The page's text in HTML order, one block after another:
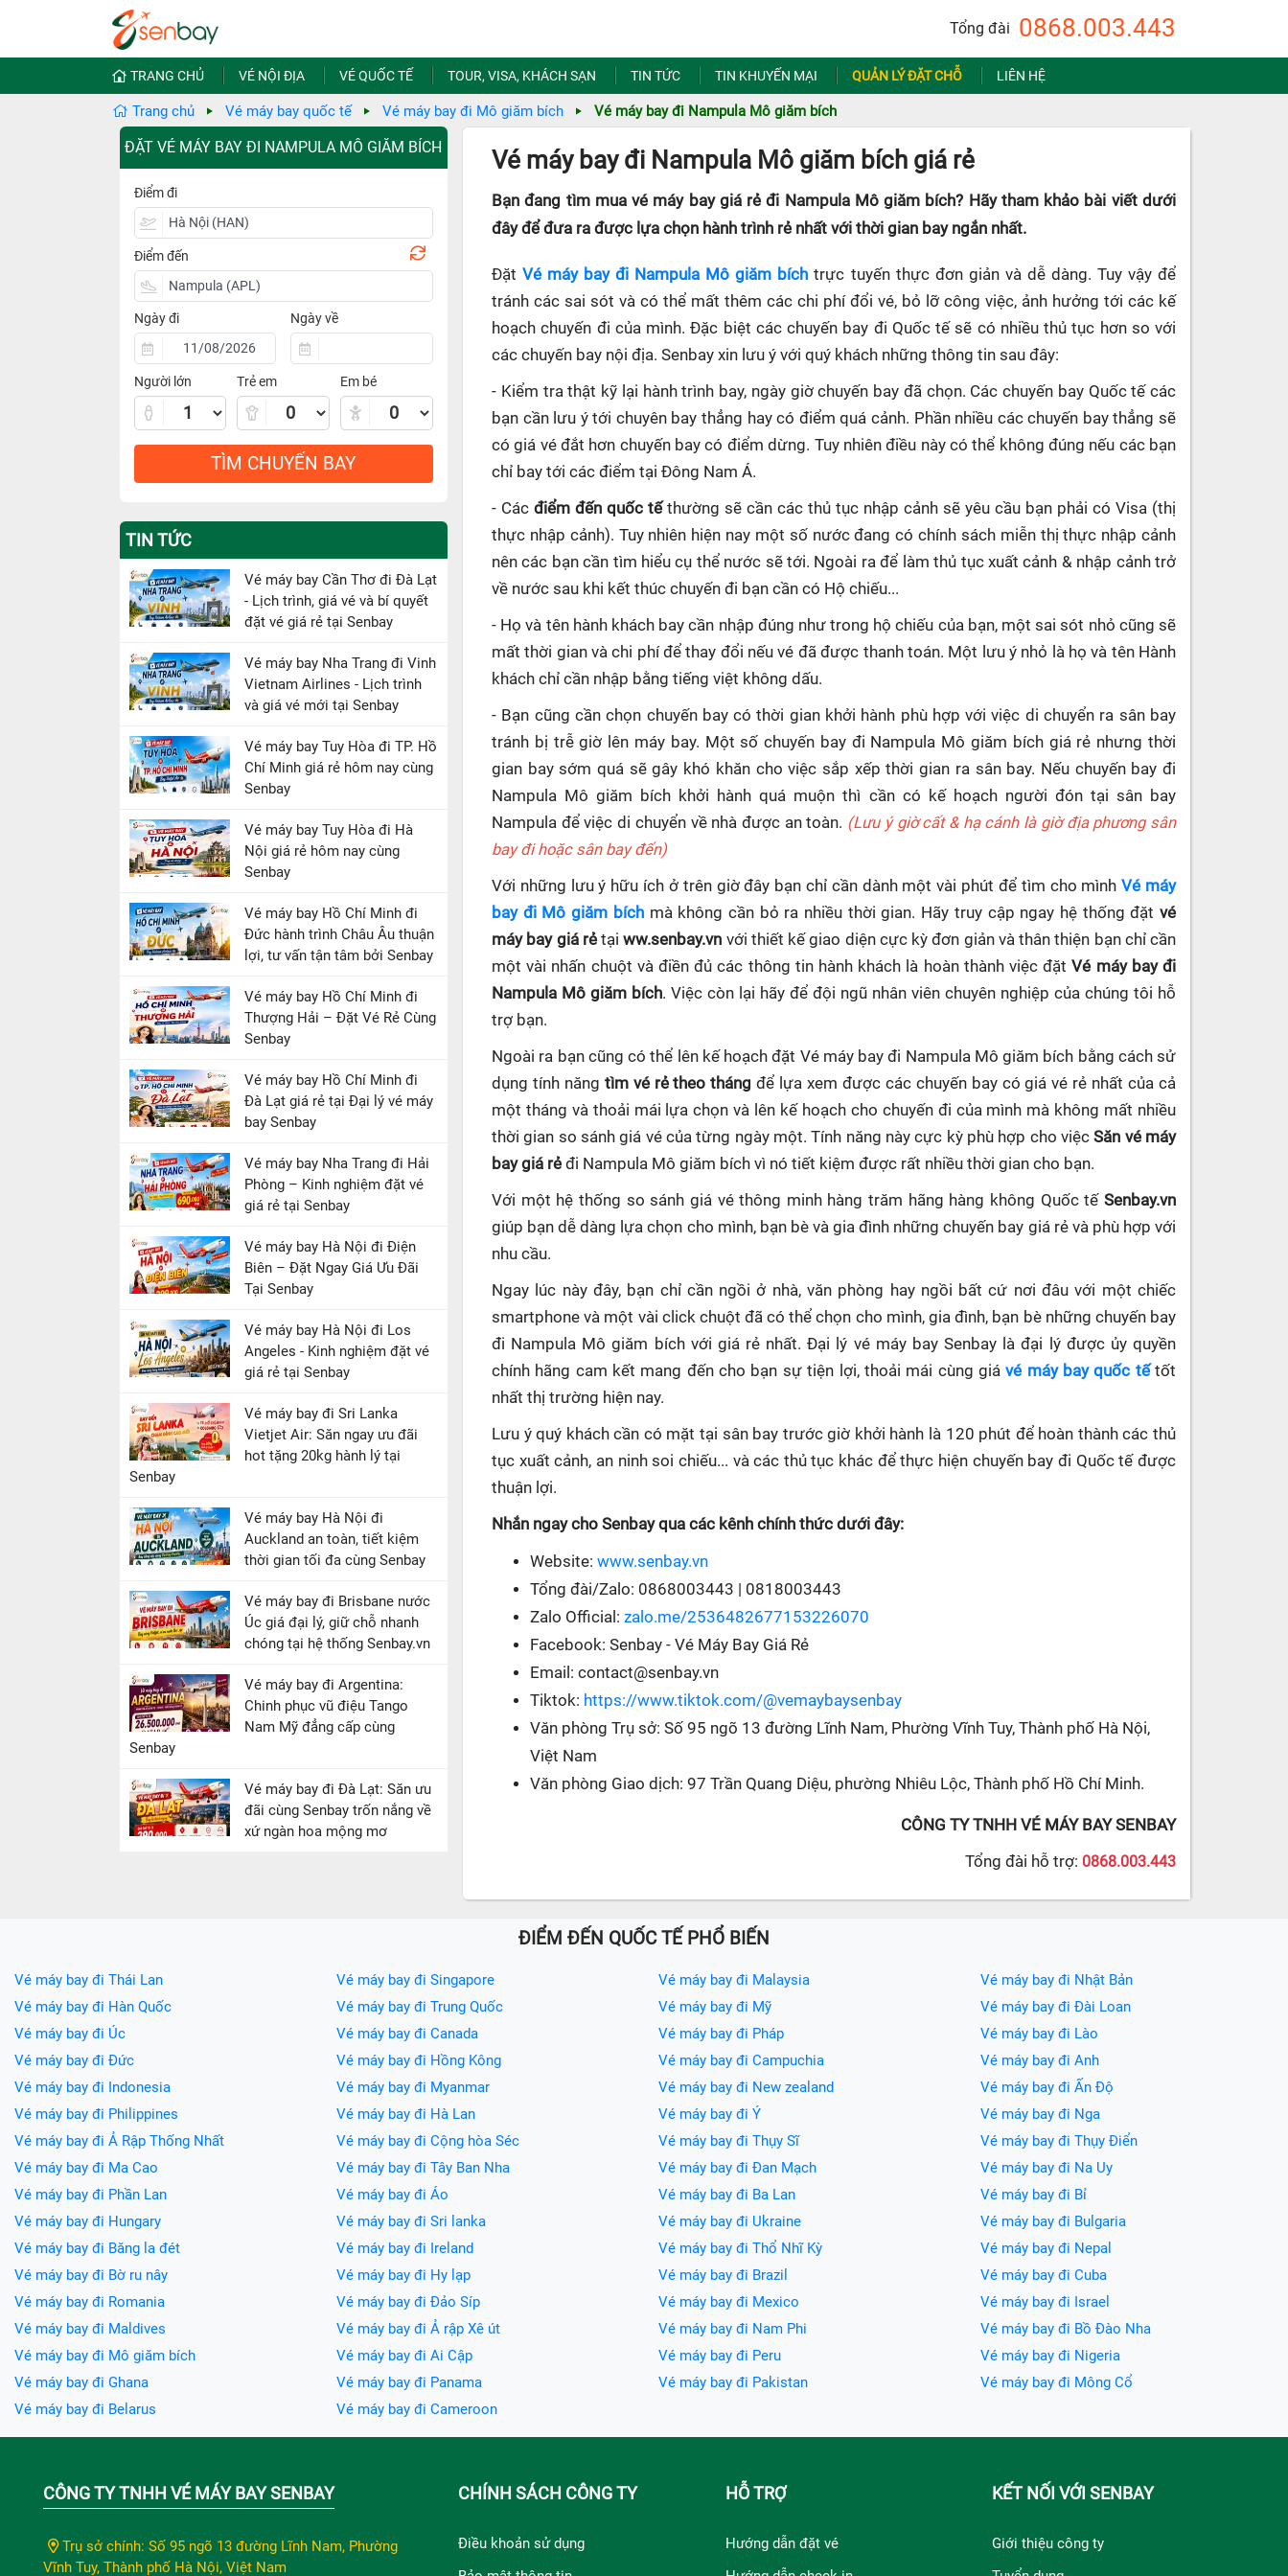
Tổng đài 0868.003.443
TRANG CHỦ VÉ NỘI ĐỊA VÉ QUỐC TẾ TOUR, VISA, KHÁCH SẠN TIN TỨC TIN KHUYẾN MẠI QUẢN LÝ ĐẶT CHỖ LIÊN HỆ
Trang chủ Vé máy bay quốc tế Vé máy bay đi Mô giăm bích Vé máy bay đi Nampula Mô giăm bích
ĐẶT VÉ MÁY BAY ĐI NAMPULA MÔ GIĂM BÍCH
Điểm đi
Điểm đến
Ngày đi Ngày về
Người lớn Trẻ em Em bé
TÌM CHUYẾN BAY
TIN TỨC
Vé máy bay Cần Thơ đi Đà Lạt
- Lịch trình, giá vé và bí quyết
đặt vé giá rẻ tại Senbay
Vé máy bay Nha Trang đi Vinh
Vietnam Airlines - Lịch trình
và giá vé mới tại Senbay
Vé máy bay Tuy Hòa đi TP. Hồ
Chí Minh giá rẻ hôm nay cùng
Senbay
Vé máy bay Tuy Hòa đi Hà
Nội giá rẻ hôm nay cùng
Senbay
Vé máy bay Hồ Chí Minh đi
Đức hành trình Châu Âu thuận
lợi, tư vấn tận tâm bởi Senbay
Vé máy bay Hồ Chí Minh đi
Thượng Hải – Đặt Vé Rẻ Cùng
Senbay
Vé máy bay Hồ Chí Minh đi
Đà Lạt giá rẻ tại Đại lý vé máy
bay Senbay
Vé máy bay Nha Trang đi Hải
Phòng – Kinh nghiệm đặt vé
giá rẻ tại Senbay
Vé máy bay Hà Nội đi Điện
Biên – Đặt Ngay Giá Ưu Đãi
Tại Senbay
Vé máy bay Hà Nội đi Los
Angeles - Kinh nghiệm đặt vé
giá rẻ tại Senbay
Vé máy bay đi Sri Lanka
Vietjet Air: Săn ngay ưu đãi
hot tặng 20kg hành lý tại
Senbay
Vé máy bay Hà Nội đi
Auckland an toàn, tiết kiệm
thời gian tối đa cùng Senbay
Vé máy bay đi Brisbane nước
Úc giá đại lý, giữ chỗ nhanh
chóng tại hệ thống Senbay.vn
Vé máy bay đi Argentina:
Chinh phục vũ điệu Tango
Nam Mỹ đẳng cấp cùng
Senbay
Vé máy bay đi Đà Lạt: Săn ưu
đãi cùng Senbay trốn nắng về
xứ ngàn hoa mộng mơ
Vé máy bay đi Nampula Mô giăm bích giá rẻ
Bạn đang tìm mua vé máy bay giá rẻ đi Nampula Mô giăm bích? Hãy tham khảo bài viết dưới
đây để đưa ra được lựa chọn hành trình rẻ nhất với thời gian bay ngắn nhất.
ĐặtVé máy bay đi Nampula Mô giăm bích trực tuyến thực đơn giản và dễ dàng. Tuy vậy để
tránh các sai sót và có thể mất thêm các chi phí đổi vé, bỏ lỡ công việc, ảnh hưởng tới các kế
hoạch chuyến đi của mình. Đặc biệt các chuyến bay đi Quốc tế sẽ có nhiều thủ tục hơn so với
các chuyến bay nội địa. Senbay xin lưu ý với quý khách những thông tin sau đây:
- Kiểm tra thật kỹ lại hành trình bay, ngày giờ chuyến bay đã chọn. Các chuyến bay Quốc tế các
bạn cần lưu ý tới chuyên bay thẳng hay có điểm quá cảnh. Phần nhiều các chuyến bay thẳng sẽ
có giá vé đắt hơn chuyến bay có điểm dừng. Tuy nhiên điều này có thể không đúng nếu các bạn
chỉ bay tới các điểm tại Đông Nam Á.
- Các điểm đến quốc tếthường sẽ cần các thủ tục nhập cảnh sẽ yêu cầu bạn phải có Visa (thị
thực nhập cảnh). Tuy nhiên hiện nay một số nước đang có chính sách miễn thị thực nhập cảnh
nên các bạn cần tìm hiểu cụ thể nước sẽ tới. Ngoài ra để làm thủ tục xuất cảnh & nhập cảnh trở
về nước sau khi kết thúc chuyến đi bạn cần có Hộ chiếu...
- Họ và tên hành khách bay cần nhập đúng như trong hộ chiếu của bạn, một sai sót nhỏ cũng sẽ
mất thời gian và chi phí để thay đổi nếu vé đã được thanh toán. Một lưu ý nhỏ là họ và tên Hành
khách chỉ cần nhập bằng tiếng việt không dấu.
- Bạn cũng cần chọn chuyến bay có thời gian khởi hành phù hợp với việc di chuyển ra sân bay
tránh bị trễ giờ lên máy bay. Một số chuyến bay đi Nampula Mô giăm bích giá rẻ nhưng thời
gian bay sớm quá sẽ gây khó khăn cho việc sắp xếp thời gian ra sân bay. Nếu chuyến bay đi
Nampula Mô giăm bích khởi hành quá muộn thì cần có kế hoạch người đón tại sân bay
Nampula để việc di chuyển về nhà được an toàn. (Lưu ý giờ cất & hạ cánh là giờ địa phương sân
bay đi hoặc sân bay đến)
Với những lưu ý hữu ích ở trên giờ đây bạn chỉ cần dành một vài phút để tìm cho mìnhVé máy
bay đi Mô giăm bíchmà không cần bỏ ra nhiều thời gian. Hãy truy cập ngay hệ thống đặtvé
máy bay giá rẻtạiww.senbay.vn với thiết kế giao diện cực kỳ đơn giản và thân thiện bạn chỉ cần
một vài nhấn chuột và điền đủ các thông tin hành khách là hoàn thành việc đặtVé máy bay đi
Nampula Mô giăm bích. Việc còn lại hãy để đội ngũ nhân viên chuyên nghiệp của chúng tôi hỗ
trợ bạn.
Ngoài ra bạn cũng có thể lên kế hoạch đặt Vé máy bay đi Nampula Mô giăm bích bằng cách sử
dụng tính năng tìm vé rẻ theo thángđể lựa xem được các chuyến bay có giá vé rẻ nhất của cả
một tháng và thoải mái lựa chọn và lên kế hoạch cho chuyến đi của mình mà không mất nhiều
thời gian so sánh giá vé của từng ngày một. Tính năng này cực kỳ phù hợp cho việcSăn vé máy
bay giá rẻ đi Nampula Mô giăm bích vì nó tiết kiệm được rất nhiều thời gian cho bạn.
Với một hệ thống so sánh giá vé thông minh hàng trăm hãng hàng không Quốc tế Senbay.vn
giúp bạn dễ dàng lựa chọn cho mình, bạn bè và gia đình những chuyến bay giá rẻ và phù hợp với
nhu cầu.
Ngay lúc này đây, bạn chỉ cần ngồi ở nhà, văn phòng hay ngồi bất cứ nơi đâu với một chiếc
smartphone và một vài click chuột đã có thể chọn cho mình, gia đình, bạn bè những chuyến bay
đi Nampula Mô giăm bích với giá rẻ nhất. Đại lý vé máy bay Senbay là đại lý được ủy quyền
chính hãng cam kết mang đến cho bạn sự tiện lợi, thoải mái cùng giávé máy bay quốc tế tốt
nhất thị trường hiện nay.
Lưu ý quý khách cần có mặt tại sân bay trước giờ khởi hành là 120 phút để hoàn thành các thủ
tục xuất cảnh, an ninh soi chiếu... và các thủ tục khác để thực hiện chuyến bay đi Quốc tế được
thuận lợi.
Nhắn ngay cho Senbay qua các kênh chính thức dưới đây:
Website: www.senbay.vn
Tổng đài/Zalo: 0868003443 | 0818003443
Zalo Official: zalo.me/2536482677153226070
Facebook: Senbay - Vé Máy Bay Giá Rẻ
Email: contact@senbay.vn
Tiktok: https://www.tiktok.com/@vemaybaysenbay
Văn phòng Trụ sở: Số 95 ngõ 13 đường Lĩnh Nam, Phường Vĩnh Tuy, Thành phố Hà Nội,
Việt Nam
Văn phòng Giao dịch: 97 Trần Quang Diệu, phường Nhiêu Lộc, Thành phố Hồ Chí Minh.
CÔNG TY TNHH VÉ MÁY BAY SENBAY
Tổng đài hỗ trợ: 0868.003.443
ĐIỂM ĐẾN QUỐC TẾ PHỔ BIẾN
Vé máy bay đi Thái Lan Vé máy bay đi Singapore Vé máy bay đi Malaysia
Vé máy bay đi Nhật Bản
Vé máy bay đi Hàn Quốc
Vé máy bay đi Trung Quốc Vé máy bay đi Mỹ
Vé máy bay đi Đài Loan
Vé máy bay đi Úc
Vé máy bay đi Canada Vé máy bay đi Pháp
Vé máy bay đi Lào
Vé máy bay đi Đức
Vé máy bay đi Hồng Kông Vé máy bay đi Campuchia
Vé máy bay đi Anh
Vé máy bay đi Indonesia
Vé máy bay đi Myanmar Vé máy bay đi New zealand
Vé máy bay đi Ấn Độ
Vé máy bay đi Philippines
Vé máy bay đi Hà Lan Vé máy bay đi Ý
Vé máy bay đi Nga
Vé máy bay đi Ả Rập Thống Nhất
Vé máy bay đi Cộng hòa Séc Vé máy bay đi Thụy Sĩ
Vé máy bay đi Thụy Điển
Vé máy bay đi Ma Cao
Vé máy bay đi Tây Ban Nha Vé máy bay đi Đan Mạch
Vé máy bay đi Na Uy
Vé máy bay đi Phần Lan
Vé máy bay đi Áo Vé máy bay đi Ba Lan
Vé máy bay đi Bỉ
Vé máy bay đi Hungary
Vé máy bay đi Sri lanka Vé máy bay đi Ukraine
Vé máy bay đi Bulgaria
Vé máy bay đi Băng la đét
Vé máy bay đi Ireland Vé máy bay đi Thổ Nhĩ Kỳ
Vé máy bay đi Nepal
Vé máy bay đi Bờ ru nây
Vé máy bay đi Hy lạp Vé máy bay đi Brazil
Vé máy bay đi Cuba
Vé máy bay đi Romania
Vé máy bay đi Đảo Síp Vé máy bay đi Mexico
Vé máy bay đi Israel
Vé máy bay đi Maldives
Vé máy bay đi Ả rập Xê út Vé máy bay đi Nam Phi
Vé máy bay đi Bồ Đào Nha
Vé máy bay đi Mô giăm bích
Vé máy bay đi Ai Cập Vé máy bay đi Peru
Vé máy bay đi Nigeria
Vé máy bay đi Ghana
Vé máy bay đi Panama Vé máy bay đi Pakistan
Vé máy bay đi Mông Cổ
Vé máy bay đi Belarus
Vé máy bay đi Cameroon
CÔNG TY TNHH VÉ MÁY BAY SENBAY
Trụ sở chính: Số 95 ngõ 13 đường Lĩnh Nam, Phường
Vĩnh Tuy, Thành phố Hà Nội, Việt Nam
CHÍNH SÁCH CÔNG TY
Điều khoản sử dụng
HỖ TRỢ
Hướng dẫn đặt vé
KẾT NỐI VỚI SENBAY
Giới thiệu công ty